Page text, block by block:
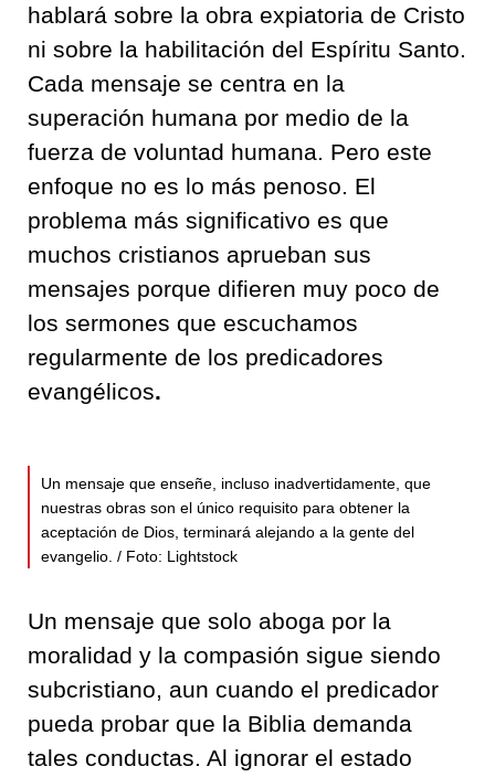
hablará sobre la obra expiatoria de Cristo
ni sobre la habilitación del Espíritu Santo.
Cada mensaje se centra en la
superación humana por medio de la
fuerza de voluntad humana. Pero este
enfoque no es lo más penoso. El
problema más significativo es que
muchos cristianos aprueban sus
mensajes porque difieren muy poco de
los sermones que escuchamos
regularmente de los predicadores
evangélicos.
Un mensaje que enseñe, incluso inadvertidamente, que
nuestras obras son el único requisito para obtener la
aceptación de Dios, terminará alejando a la gente del
evangelio. / Foto: Lightstock
Un mensaje que solo aboga por la
moralidad y la compasión sigue siendo
subcristiano, aun cuando el predicador
pueda probar que la Biblia demanda
tales conductas. Al ignorar el estado